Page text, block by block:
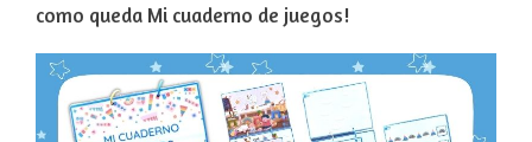
como queda Mi cuaderno de juegos!